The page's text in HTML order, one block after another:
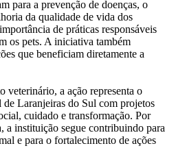
para a prevenção de doenças, o
da qualidade de vida dos
de práticas responsáveis
os pets. A iniciativa também
que beneficiam diretamente a
veterinário, a ação representa o
Laranjeiras do Sul com projetos
cuidado e transformação. Por
a instituição segue contribuindo para
e para o fortalecimento de ações